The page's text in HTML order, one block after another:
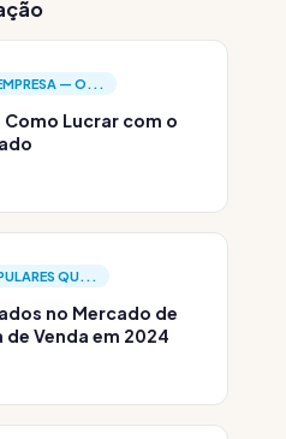
— O...
Lucrar com o
QU...
no Mercado de
Venda em 2024